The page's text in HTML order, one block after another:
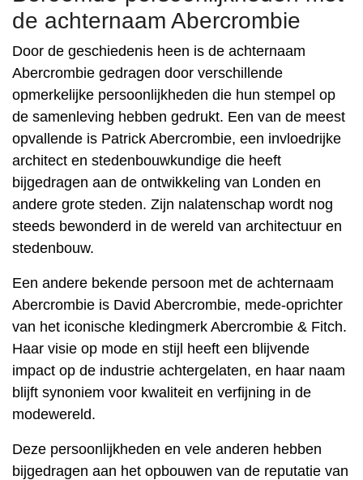
de achternaam Abercrombie
Door de geschiedenis heen is de achternaam
Abercrombie gedragen door verschillende
opmerkelijke persoonlijkheden die hun stempel op
de samenleving hebben gedrukt. Een van de meest
opvallende is Patrick Abercrombie, een invloedrijke
architect en stedenbouwkundige die heeft
bijgedragen aan de ontwikkeling van Londen en
andere grote steden. Zijn nalatenschap wordt nog
steeds bewonderd in de wereld van architectuur en
stedenbouw.
Een andere bekende persoon met de achternaam
Abercrombie is David Abercrombie, mede-oprichter
van het iconische kledingmerk Abercrombie & Fitch.
Haar visie op mode en stijl heeft een blijvende
impact op de industrie achtergelaten, en haar naam
blijft synoniem voor kwaliteit en verfijning in de
modewereld.
Deze persoonlijkheden en vele anderen hebben
bijgedragen aan het opbouwen van de reputatie van